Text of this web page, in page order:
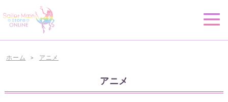
ホーム > アニメ
アニメ